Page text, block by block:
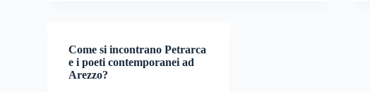
Come si incontrano Petrarca
e i poeti contemporanei ad
Arezzo?